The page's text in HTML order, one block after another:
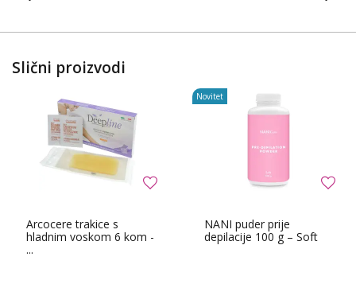
Slični proizvodi
Arcocere trakice s
hladnim voskom 6 kom -
...
NANI puder prije
depilacije 100 g – Soft
Novitet